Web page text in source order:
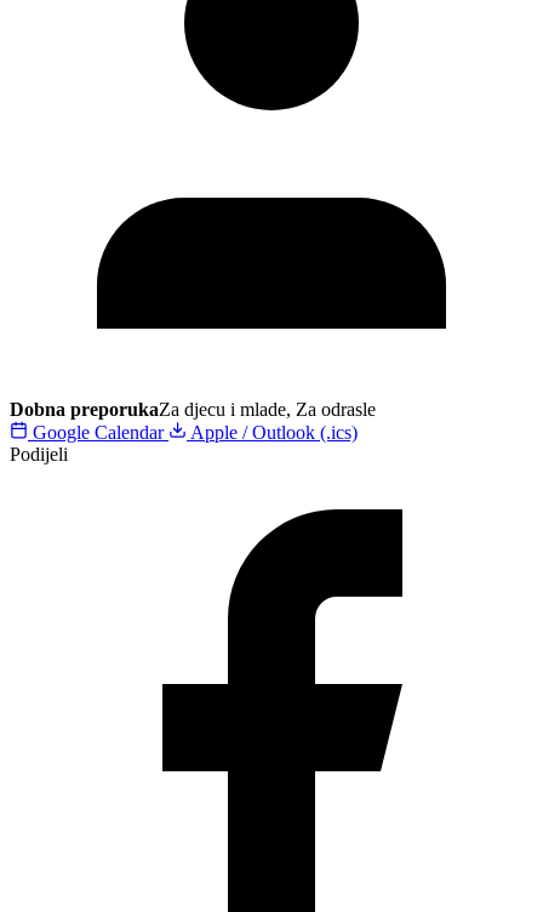
Dobna preporukaZa djecu i mlade, Za odrasle
Google Calendar
Apple / Outlook (.ics)
Podijeli